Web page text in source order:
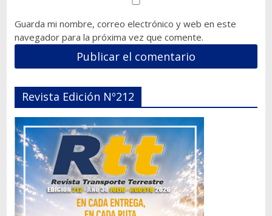
Guarda mi nombre, correo electrónico y web en este
navegador para la próxima vez que comente.
Revista Edición Nº212